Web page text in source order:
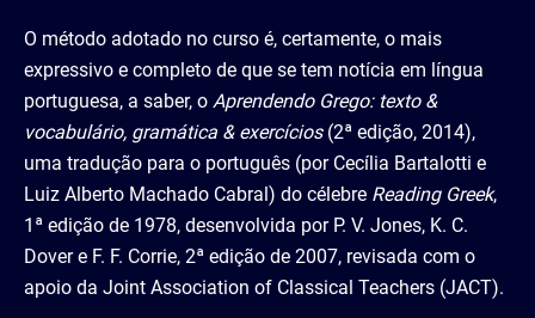
O método adotado no curso é, certamente, o mais
expressivo e completo de que se tem notícia em língua
portuguesa, a saber, o Aprendendo Grego: texto &
vocabulário, gramática & exercícios(2ª edição, 2014),
uma tradução para o português (por Cecília Bartalotti e
Luiz Alberto Machado Cabral) do célebre Reading Greek,
1ª edição de 1978, desenvolvida por P. V. Jones, K. C.
Dover e F. F. Corrie, 2ª edição de 2007, revisada com o
apoio da Joint Association of Classical Teachers (JACT).